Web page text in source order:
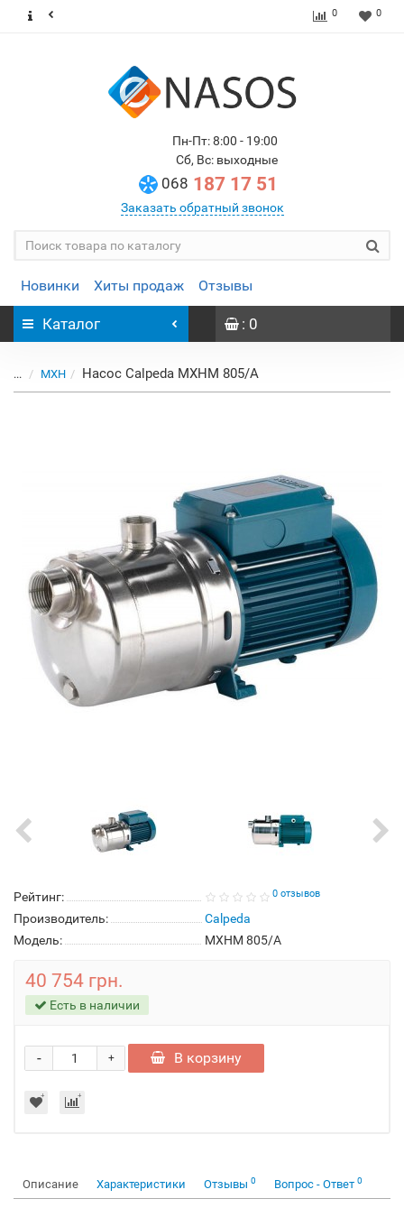
0 0
Пн-Пт: 8:00 - 19:00
Сб, Вс: выходные
068 187 17 51
Заказать обратный звонок
Новинки Хиты продаж Отзывы
Каталог : 0
... MXH Насос Calpeda MXHM 805/A
Рейтинг: 0 отзывов
Производитель:
Calpeda
Модель:
MXHM 805/A
40 754 грн.
Есть в наличии
+
- В корзину
Описание Характеристики Отзывы 0 Вопрос - Ответ 0